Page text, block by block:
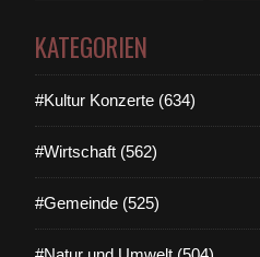
KATEGORIEN
#Kultur Konzerte (634)
#Wirtschaft (562)
#Gemeinde (525)